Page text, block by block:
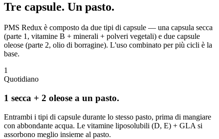
Tre capsule. Un pasto.
PMS Redux è composto da due tipi di capsule — una capsula secca
(parte 1, vitamine B + minerali + polveri vegetali) e due capsule
oleose (parte 2, olio di borragine). L'uso combinato per più cicli è la
base.
1
Quotidiano
1 secca + 2 oleose a un pasto.
Entrambi i tipi di capsule durante lo stesso pasto, prima di mangiare
con abbondante acqua. Le vitamine liposolubili (D, E) + GLA si
assorbono meglio insieme al pasto.